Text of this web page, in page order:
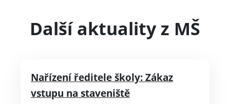
Další aktuality z MŠ
Nařízení ředitele školy: Zákaz
vstupu na staveniště